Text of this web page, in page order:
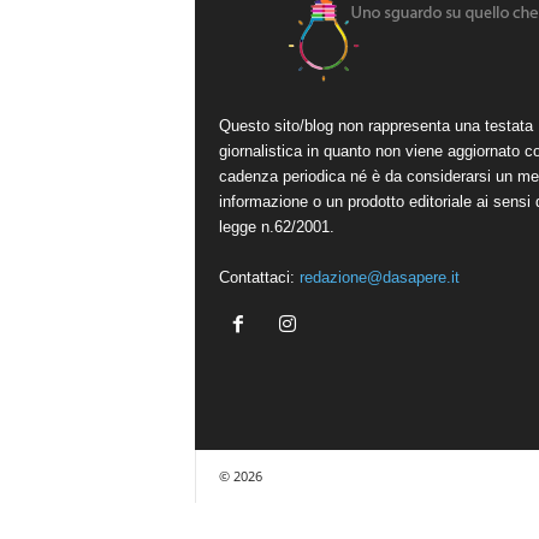
Questo sito/blog non rappresenta una testata
giornalistica in quanto non viene aggiornato
cadenza periodica né è da considerarsi un
informazione o un prodotto editoriale ai sensi
legge n.62/2001.
Contattaci: redazione@dasapere.it
© 2026